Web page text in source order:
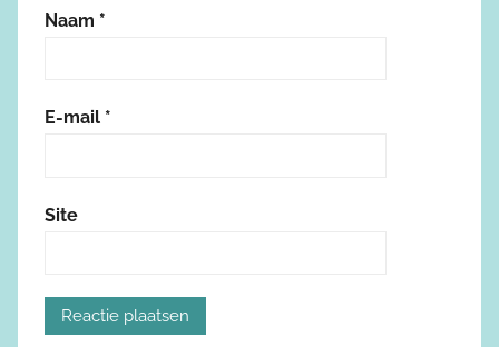
Naam *
E-mail *
Site